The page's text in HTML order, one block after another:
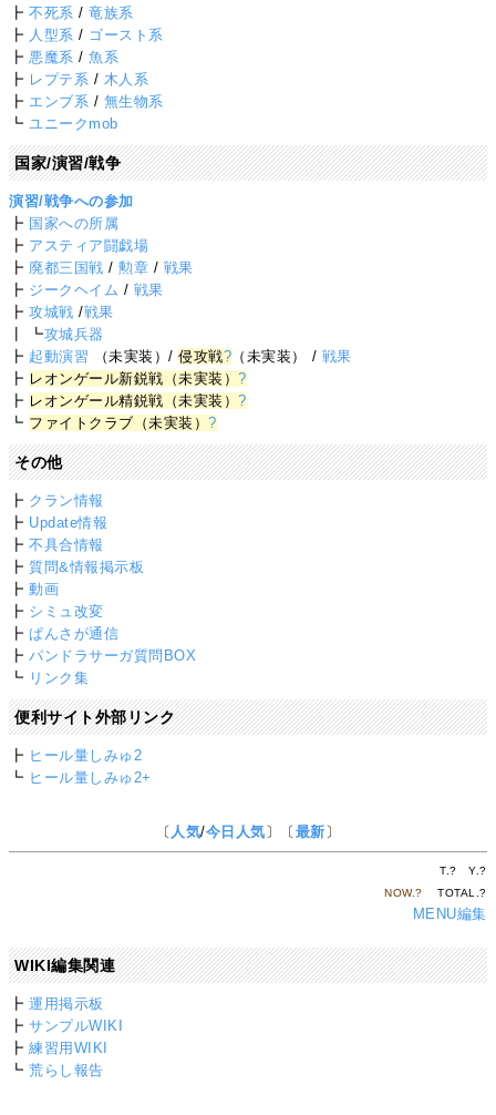
┣不死系 /竜族系
┣ 人型系 / ゴースト系
┣ 悪魔系 /魚系
┣ レプテ系 / 木人系
┣ エンブ系 / 無生物系
┗ ユニークmob
国家/演習/戦争
演習/戦争への参加
┣ 国家への所属
┣ アスティア闘戯場
┣ 廃都三国戦 /勲章 / 戦果
┣ ジークヘイム / 戦果
┣攻城戦 /戦果
┃ ┗攻城兵器
┣ 起動演習 （未実装）/侵攻戦? （未実装） / 戦果
┣ レオンゲール新鋭戦（未実装）?
┣ レオンゲール精鋭戦（未実装）?
┗ ファイトクラブ（未実装）?
その他
┣ クラン情報
┣ Update情報
┣不具合情報
┣質問&情報掲示板
┣動画
┣ シミュ改変
┣ぱんさが通信
┣パンドラサーガ質問BOX
┗ リンク集
便利サイト外部リンク
┣ ヒール量しみゅ2
┗ ヒール量しみゅ2+
〔 人気/今日人気 〕〔 最新 〕
T.? Y.?
NOW.? TOTAL.?
MENU編集
WIKI編集関連
┣運用掲示板
┣サンプルWIKI
┣練習用WIKI
┗荒らし報告